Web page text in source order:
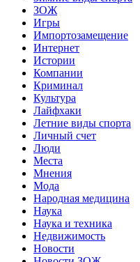
ЗОЖ
Игры
Импортозамещение
Интернет
Истории
Компании
Криминал
Культура
Лайфхаки
Летние виды спорта
Личный счет
Люди
Места
Мнения
Мода
Народная медицина
Наука
Наука и техника
Недвижимость
Новости